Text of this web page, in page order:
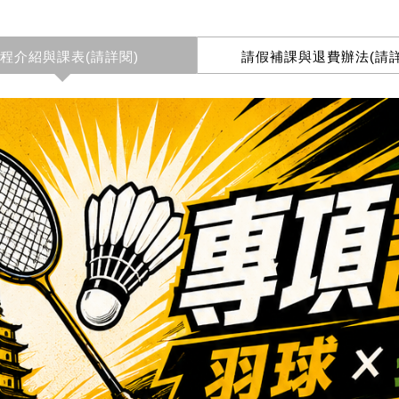
介紹與課表(請詳閱) 請假補課與退費辦法(請